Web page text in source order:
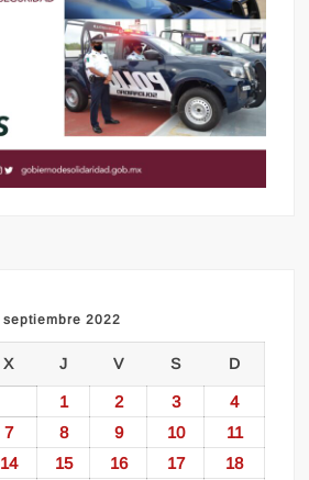
septiembre 2022
X J V S D
1 2 3
4
7 8 9 10
11
14 15 16 17
18